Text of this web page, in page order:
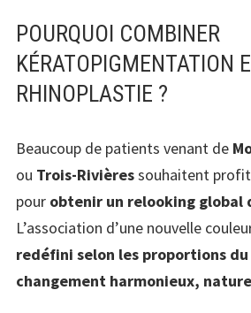
POURQUOI COMBINER
KÉRATOPIGMENTATION
RHINOPLASTIE ?
Beaucoup de patients venant de
ou Trois-Rivièressouhaitent
pour obtenir un relooking global
L’association d’une nouvelle
redéfini selon les proportions du
changement harmonieux,